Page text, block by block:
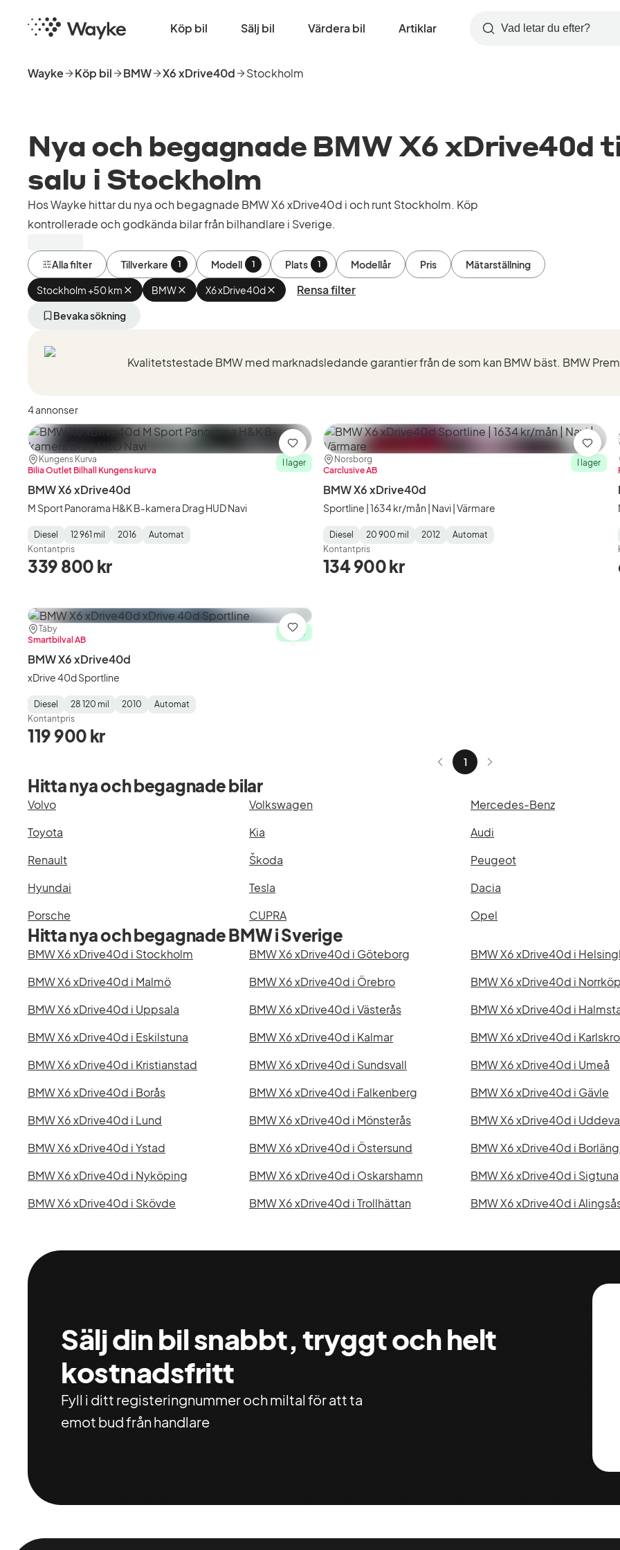
huvudinnehåll
Startsida Köp bil Sälj bil Värdera bil Artiklar Sök
Wayke Köp bil BMW X6 xDrive40d Stockholm
Nya och begagnade BMW X6 xDrive40d
salu i Stockholm
Hos Wayke hittar du nya och begagnade BMW X6 xDrive40d i och runt Stockholm. Köp
kontrollerade och godkända bilar från bilhandlare i Sverige.
Alla filter Tillverkare 1 Modell 1 Plats 1 Modellår Pris Mätarställning
Stockholm +50 km Ta
bort
km
BMW Ta
bort
X6 xDrive40d Ta
bort
(Modell)
Rensa filter
Bevaka sökning
4 annonser
Plats:
Kungens Kurva
Återförsäljare:
Bilia Outlet Bilhall Kungens kurva
I lager
BMW X6 xDrive40d
M Sport Panorama H&K B-kamera Drag HUD Navi
Fuel
Type:
Diesel
Mätarställning:
12 961 mil
Model
Year:
2016
Gearbox
Type:
Automat
Kontantpris
339 800 kr
Spara
Plats:
Norsborg
Återförsäljare:
Carclusive AB
I lager
BMW X6 xDrive40d
Sportline | 1634 kr/mån | Navi | Värmare
Fuel
Type:
Diesel
Mätarställning:
20 900 mil
Model
Year:
2012
Gearbox
Type:
Automat
Kontantpris
134 900 kr
Spara
Plats:
Täby
Återförsäljare:
Smartbilval AB
I lager
BMW X6 xDrive40d
xDrive 40d Sportline
Fuel
Type:
Diesel
Mätarställning:
28 120 mil
Model
Year:
2010
Gearbox
Type:
Automat
Kontantpris
119 900 kr
Spara
1
Hitta nya och begagnade bilar
Volvo Volkswagen Mercedes-Benz
Toyota
Kia Audi
Renault
Škoda Peugeot
Hyundai
Tesla Dacia
Porsche
CUPRA Opel
Hitta nya och begagnade BMW i Sverige
BMW X6 xDrive40d i Stockholm BMW X6 xDrive40d i Göteborg BMW X6 xDrive40d i
BMW X6 xDrive40d i Malmö
BMW X6 xDrive40d i Örebro BMW X6 xDrive40d i
BMW X6 xDrive40d i Uppsala
BMW X6 xDrive40d i Västerås BMW X6 xDrive40d i
BMW X6 xDrive40d i Eskilstuna
BMW X6 xDrive40d i Kalmar BMW X6 xDrive40d i
BMW X6 xDrive40d i Kristianstad
BMW X6 xDrive40d i Sundsvall BMW X6 xDrive40d i Umeå
BMW X6 xDrive40d i Borås
BMW X6 xDrive40d i Falkenberg BMW X6 xDrive40d i Gävle
BMW X6 xDrive40d i Lund
BMW X6 xDrive40d i Mönsterås BMW X6 xDrive40d i
BMW X6 xDrive40d i Ystad
BMW X6 xDrive40d i Östersund BMW X6 xDrive40d i
BMW X6 xDrive40d i Nyköping
BMW X6 xDrive40d i Oskarshamn BMW X6 xDrive40d i Sigtuna
BMW X6 xDrive40d i Skövde
BMW X6 xDrive40d i Trollhättan BMW X6 xDrive40d i
Sälj din bil snabbt, tryggt och helt
kostnadsfritt
Fyll i ditt registeringnummer och miltal för att ta
emot bud från handlare